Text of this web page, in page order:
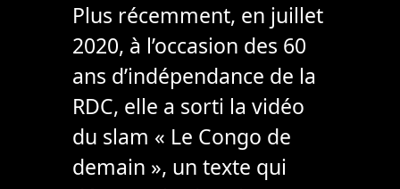
Plus récemment, en juillet
2020, à l’occasion des 60
ans d’indépendance de la
RDC, elle a sorti la vidéo
du slam « Le Congo de
demain », un texte qui